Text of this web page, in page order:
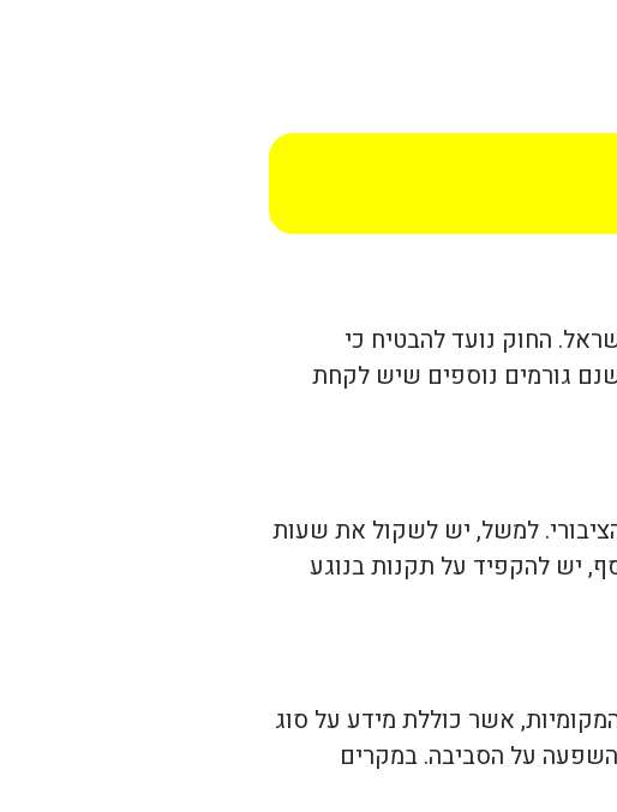
החוק נועד להבטיח כי
גורמים נוספים שיש לקחת
למשל, יש לשקול את שעות
יש להקפיד על תקנות בנוגע
אשר כוללת מידע על סוג
על הסביבה. במקרים